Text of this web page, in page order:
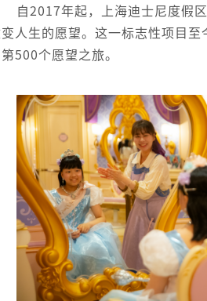
自2017年起，上海迪士尼度假
人生的愿望。这一标志性项目
500个愿望之旅。